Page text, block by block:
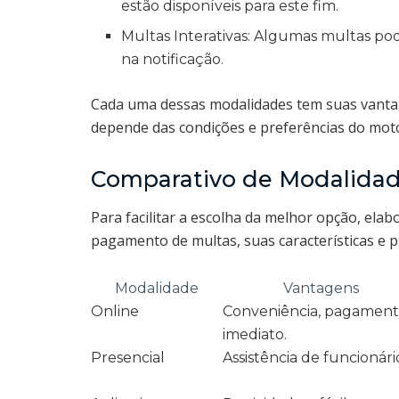
estão disponíveis para este fim.
Multas Interativas: Algumas multas
na notificação.
Cada uma dessas modalidades tem suas
depende das condições e preferências do
Comparativo de
Para facilitar a escolha da melhor opção,
pagamento de multas, suas características e
Modalidade
Vantagens
Online
Conveniência,
imediato.
Presencial
Assistência de